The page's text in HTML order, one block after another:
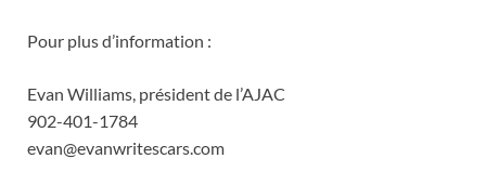
Pour plus d’information :
Evan Williams, président de l’AJAC
902-401-1784
evan@evanwritescars.com